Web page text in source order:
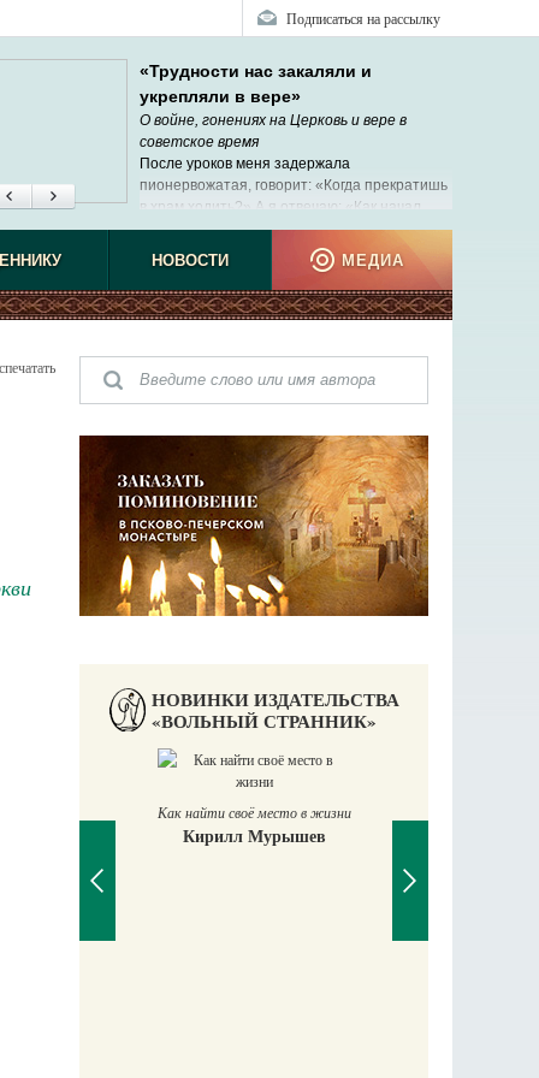
Подписаться на рассылку
«Трудности нас закаляли и
укрепляли в вере»
О войне, гонениях на Церковь и вере в
советское время
После уроков меня задержала
пионервожатая, говорит: «Когда прекратишь
в храм ходить?» А я отвечаю: «Как начал
ходить – так и буду».
НОВОСТИ МЕДИА
НОВИНКИ ИЗДАТЕЛЬСТВА
«ВОЛЬНЫЙ СТРАННИК»
Как найти своё место в жизни
Кирилл Мурышев